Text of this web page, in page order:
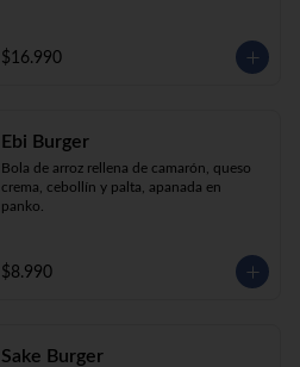
**Imagen Referencial**
en palta.
Gyosas a elección  (5u)  + 2 bebidas
**Imagen Referencial**
$16.990
Ebi Burger
Bola de arroz rellena de camarón, queso
crema, cebollín y palta, apanada en
panko.
$8.990
Sake Burger